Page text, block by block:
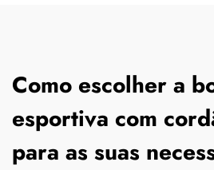
Como escolher a
esportiva com
para as suas